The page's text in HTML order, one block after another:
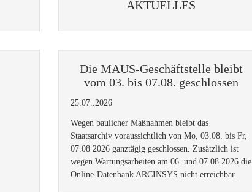
AKTUELLES
Die MAUS-Geschäftstelle bleibt
vom 03. bis 07.08. geschlossen
25.07..2026
Wegen baulicher Maßnahmen bleibt das
Staatsarchiv voraussichtlich von Mo, 03.08. bis Fr,
07.08 2026 ganztägig geschlossen. Zusätzlich ist
wegen Wartungsarbeiten am 06. und 07.08.2026 die
Online-Datenbank ARCINSYS nicht erreichbar.